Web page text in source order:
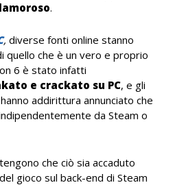
.
, diverse fonti online stanno
quello che è un vero e proprio
6 è stato infatti
e crackato su PC, e gli
addirittura annunciato che
da Steam o
che ciò sia accaduto
gioco sul back-end di Steam